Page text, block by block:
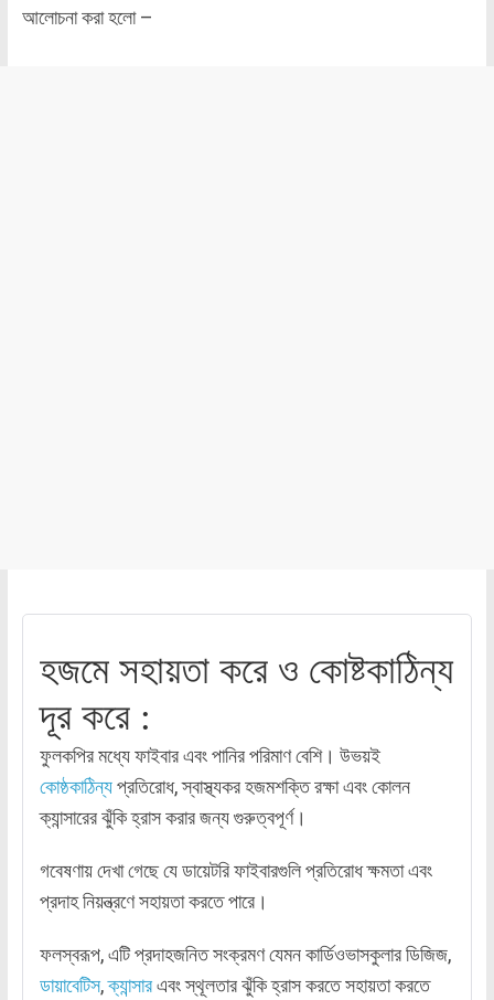
আলোচনা করা হলো –
হজমে সহায়তা করে ও কোষ্টকাঠিন্য
দূর করে :
ফুলকপির মধ্যে ফাইবার এবং পানির পরিমাণ বেশি। উভয়ই
কোষ্ঠকাঠিন্যপ্রতিরোধ, স্বাস্থ্যকর হজমশক্তি রক্ষা এবং কোলন
ক্যান্সারের ঝুঁকি হ্রাস করার জন্য গুরুত্বপূর্ণ।
গবেষণায় দেখা গেছে যে ডায়েটরি ফাইবারগুলি প্রতিরোধ ক্ষমতা এবং
প্রদাহ নিয়ন্ত্রণে সহায়তা করতে পারে।
ফলস্বরূপ, এটি প্রদাহজনিত সংক্রমণ যেমন কার্ডিওভাসকুলার ডিজিজ,
ডায়াবেটিস,ক্যান্সারএবং স্থূলতার ঝুঁকি হ্রাস করতে সহায়তা করতে